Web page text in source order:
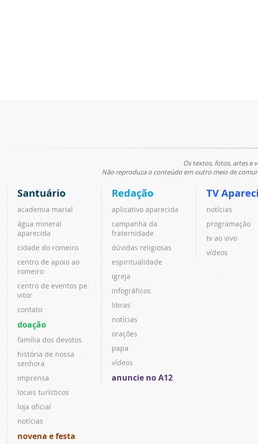
Os textos, fotos, artes e
Não reproduza o conteúdo em outro meio de
Santuário
academia marial
água mineral
aparecida
cidade do romeiro
centro de apoio ao
romeiro
centro de eventos pe.
vitor
contato
doação
família dos devotos
história de nossa
senhora
imprensa
locais turísticos
loja oficial
notícias
novena e festa
Redação
aplicativo aparecida
campanha da
fraternidade
dúvidas religiosas
espiritualidade
igreja
infográficos
libras
notícias
orações
papa
vídeos
anuncie no A12
TV
notícias
programação
tv ao vivo
vídeos